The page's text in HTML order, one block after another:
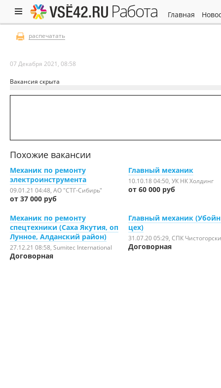
работа главная
распечатать
07 Декабря 2021, 08:58
Вакансия скрыта
Похожие вакансии
Механик по ремонту
электроинструмента
09.01.21 04:48 , АО "СТГ-Сибирь"
от 37 000 руб
Главный механик
10.10.18 04:50 , УК НК Холдинг
от 60 000 руб
Механик по ремонту
спецтехники (Саха Якутия, оп
Лунное, Алданский район)
27.12.21 08:58 , Sumitec International
Договорная
Главный механик
цех)
31.07.20 05:29 , СПК
Договорная